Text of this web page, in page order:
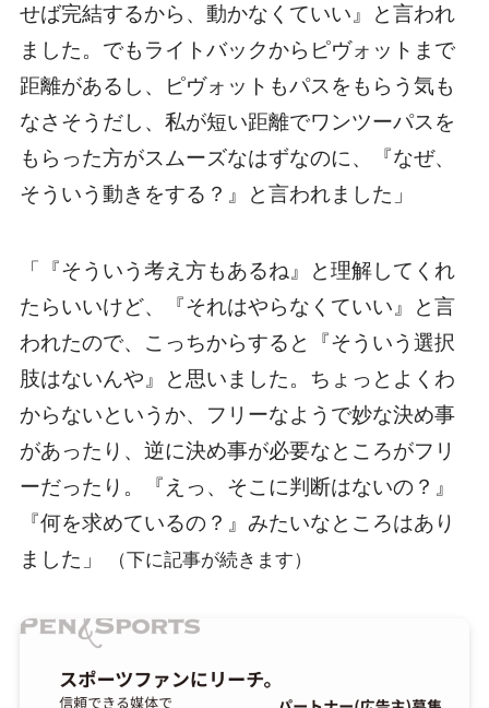
せば完結するから、動かなくていい』と言われ
ました。でもライトバックからピヴォットまで
距離があるし、ピヴォットもパスをもらう気も
なさそうだし、私が短い距離でワンツーパスを
もらった方がスムーズなはずなのに、『なぜ、
そういう動きをする？』と言われました」
「『そういう考え方もあるね』と理解してくれ
たらいいけど、『それはやらなくていい』と言
われたので、こっちからすると『そういう選択
肢はないんや』と思いました。ちょっとよくわ
からないというか、フリーなようで妙な決め事
があったり、逆に決め事が必要なところがフリ
ーだったり。『えっ、そこに判断はないの？』
『何を求めているの？』みたいなところはあり
ました」
（下に記事が続きます）